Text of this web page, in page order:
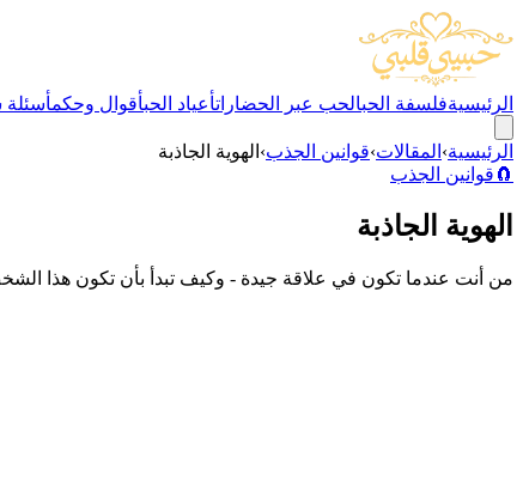
الرئيسيةفلسفة الحبالحب عبر الحضاراتأعياد الحبأقوال وحكمأسئلة
الرئيسية› المقالات›قوانين الجذب› الهوية الجاذبة
🧲 قوانين الجذب
الهوية الجاذبة
من أنت عندما تكون في علاقة جيدة - وكيف تبدأ بأن تكون هذا